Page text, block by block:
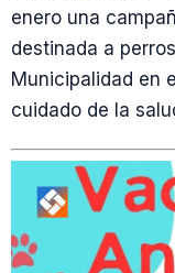
enero una
destinada a
Municipalidad en
cuidado de la